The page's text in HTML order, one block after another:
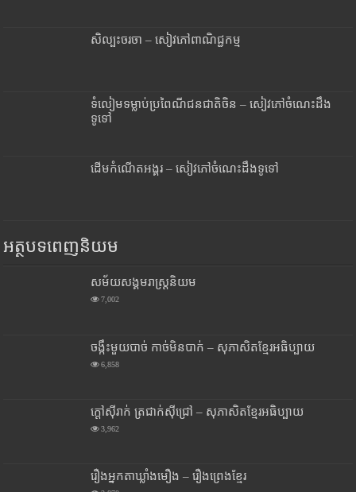
សិល្បះចរចា – សៀវភៅពាណិជ្ជកម្ម
ទំលៀមទម្លាប់ប្រពៃណីជនជាតិចិន – សៀវភៅចំណេះដឹង
ទូទៅ
ដើមកំណើតអង្គរ – សៀវភៅចំណេះដឹងទូទៅ
អត្ថបទពេញនិយម
សម័យសង្គមរាស្រ្តនិយម
7,002
ចង្កឹះមួយបាច់ កាច់មិនបាក់ – សុភាសិតខ្មែរអធិប្បាយ
6,858
ក្តៅស៊ីរាក់ ត្រជាក់ស៊ីជ្រៅ – សុភាសិតខ្មែរអធិប្បាយ
3,962
រឿងអ្នកតាឃ្លាំងមឿង – រឿងព្រេងខ្មែរ